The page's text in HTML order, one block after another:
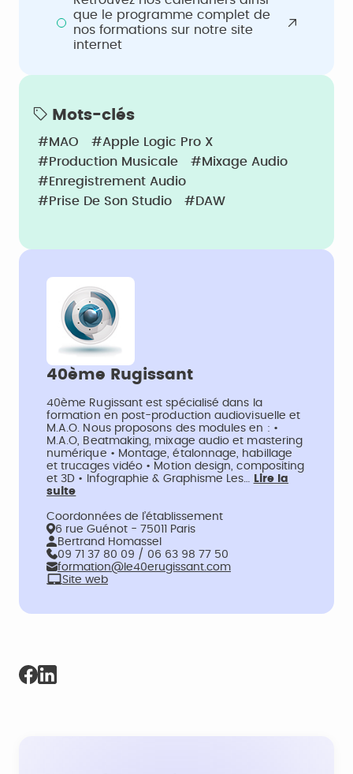
que le programme complet de
nos formations sur notre site
internet
Mots-clés
#MAO
#Apple Logic Pro X
#Production Musicale
#Mixage Audio
#Enregistrement Audio
#Prise De Son Studio
#DAW
40ème Rugissant
40ème Rugissant est spécialisé dans la
formation en post-production audiovisuelle et
M.A.O. Nous proposons des modules en : •
M.A.O, Beatmaking, mixage audio et mastering
numérique • Montage, étalonnage, habillage
et trucages vidéo • Motion design, compositing
et 3D • Infographie & Graphisme Les…
Lire la
suite
Coordonnées de l’établissement
6 rue Guénot - 75011 Paris
Bertrand Homassel
09 71 37 80 09 / 06 63 98 77 50
formation@le40erugissant.com
Site web